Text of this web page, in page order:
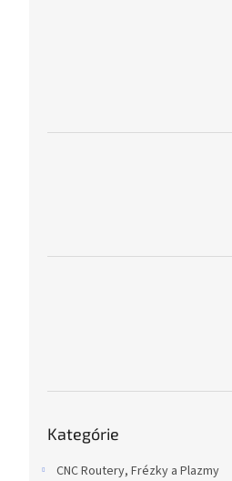
kategórie
Kategórie
CNC Routery, Frézky a Plazmy